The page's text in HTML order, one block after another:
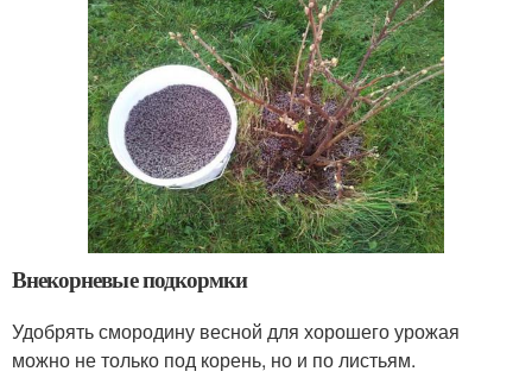
Внекорневые подкормки
Удобрять смородину весной для хорошего урожая
можно не только под корень, но и по листьям.